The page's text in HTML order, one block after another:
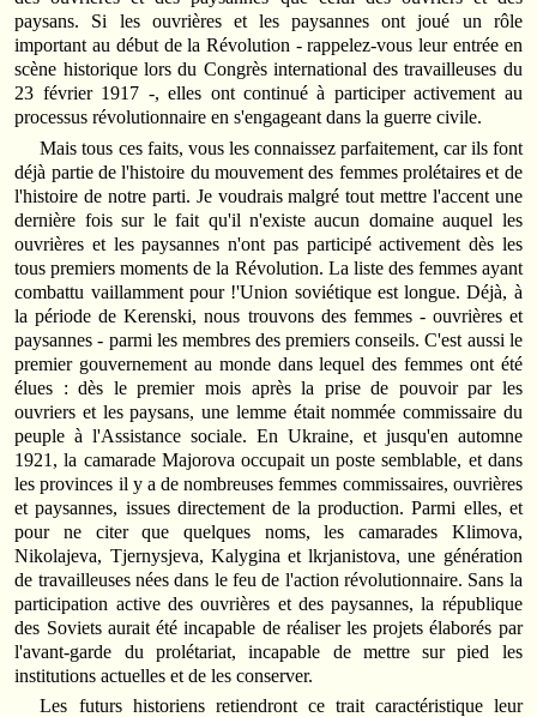
paysans. Si les ouvrières et les paysannes ont joué un rôle
important au début de la Révolution - rappelez-vous leur entrée en
scène historique lors du Congrès international des travailleuses du
23 février 1917 -, elles ont continué à participer activement au
processus révolutionnaire en s'engageant dans la guerre civile.
Mais tous ces faits, vous les connaissez parfaitement, car ils font
déjà partie de l'histoire du mouvement des femmes prolétaires et de
l'histoire de notre parti. Je voudrais malgré tout mettre l'accent une
dernière fois sur le fait qu'il n'existe aucun domaine auquel les
ouvrières et les paysannes n'ont pas participé activement dès les
tous premiers moments de la Révolution. La liste des femmes ayant
combattu vaillamment pour !'Union soviétique est longue. Déjà, à
la période de Kerenski, nous trouvons des femmes - ouvrières et
paysannes - parmi les membres des premiers conseils. C'est aussi le
premier gouvernement au monde dans lequel des femmes ont été
élues : dès le premier mois après la prise de pouvoir par les
ouvriers et les paysans, une lemme était nommée commissaire du
peuple à l'Assistance sociale. En Ukraine, et jusqu'en automne
1921, la camarade Majorova occupait un poste semblable, et dans
les provinces il y a de nombreuses femmes commissaires, ouvrières
et paysannes, issues directement de la production. Parmi elles, et
pour ne citer que quelques noms, les camarades Klimova,
Nikolajeva, Tjernysjeva, Kalygina et lkrjanistova, une génération
de travailleuses nées dans le feu de l'action révolutionnaire. Sans la
participation active des ouvrières et des paysannes, la république
des Soviets aurait été incapable de réaliser les projets élaborés par
l'avant-garde du prolétariat, incapable de mettre sur pied les
institutions actuelles et de les conserver.
Les futurs historiens retiendront ce trait caractéristique leur